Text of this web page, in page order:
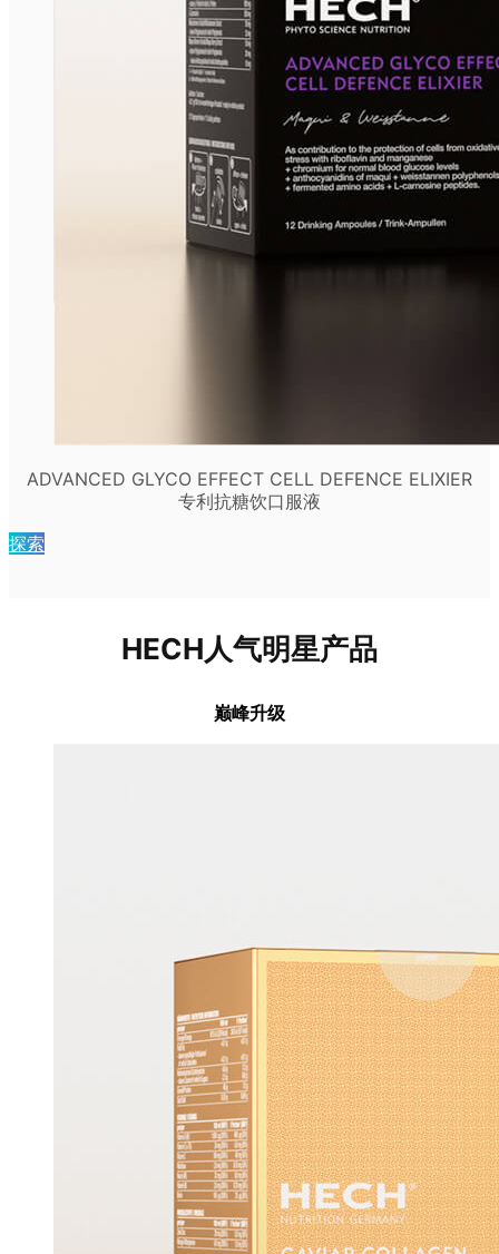
ADVANCED GLYCO EFFECT CELL DEFENCE ELIXIER
专利抗糖饮口服液
探索
HECH人气明星产品
巅峰升级